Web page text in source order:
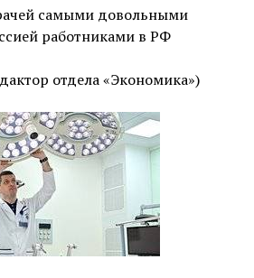
самыми довольными
работниками в РФ
отдела «Экономика»)